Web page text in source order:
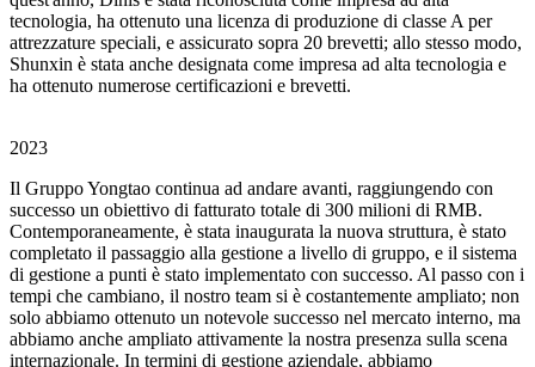
tecnologia, ha ottenuto una licenza di produzione di classe A per
attrezzature speciali, e assicurato sopra 20 brevetti; allo stesso modo,
Shunxin è stata anche designata come impresa ad alta tecnologia e
ha ottenuto numerose certificazioni e brevetti.
2023
Il Gruppo Yongtao continua ad andare avanti, raggiungendo con
successo un obiettivo di fatturato totale di 300 milioni di RMB.
Contemporaneamente, è stata inaugurata la nuova struttura, è stato
completato il passaggio alla gestione a livello di gruppo, e il sistema
di gestione a punti è stato implementato con successo. Al passo con i
tempi che cambiano, il nostro team si è costantemente ampliato; non
solo abbiamo ottenuto un notevole successo nel mercato interno, ma
abbiamo anche ampliato attivamente la nostra presenza sulla scena
internazionale. In termini di gestione aziendale, abbiamo